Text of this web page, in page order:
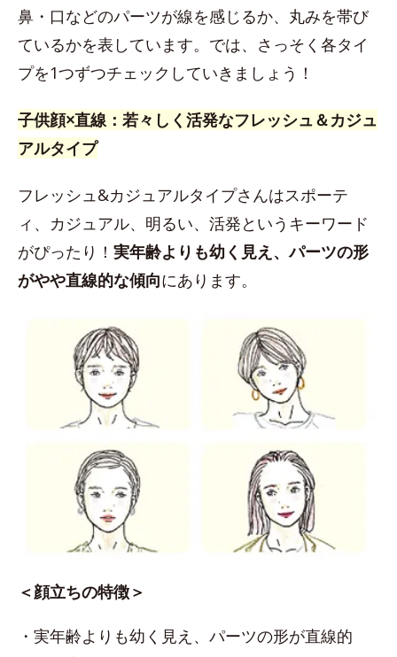
鼻・口などのパーツが線を感じるか、丸みを帯び
ているかを表しています。では、さっそく各タイ
プを1つずつチェックしていきましょう！
子供顔×直線：若々しく活発なフレッシュ＆カジュ
アルタイプ
フレッシュ&カジュアルタイプさんはスポーテ
ィ、カジュアル、明るい、活発というキーワード
がぴったり！ 実年齢よりも幼く見え、パーツの形
がやや直線的な傾向にあります。
＜顔立ちの特徴＞
・実年齢よりも幼く見え、パーツの形が直線的